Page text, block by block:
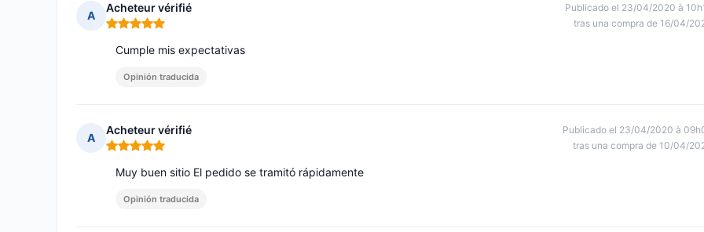
A
Acheteur vérifié
Nota: 5 de 5
Publicado el 23/04/2020 à
tras una compra de 16/04/
Cumple mis expectativas
Opinión traducida
A
Acheteur vérifié
Nota: 5 de 5
Publicado el 23/04/2020 à
tras una compra de 10/04/
Muy buen sitio El pedido se tramitó rápidamente
Opinión traducida